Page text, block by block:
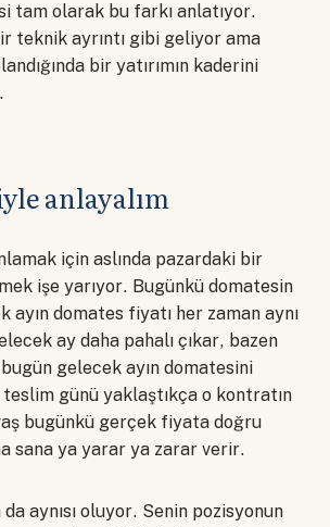
tam olarak bu farkı anlatıyor.
teknik ayrıntı gibi geliyor ama
bir yatırımın kaderini
anlayalım
için aslında pazardaki bir
işe yarıyor. Bugünkü domatesin
ayın domates fiyatı her zaman aynı
ay daha pahalı çıkar, bazen
gelecek ayın domatesini
teslim günü yaklaştıkça o kontratın
bugünkü gerçek fiyata doğru
sana ya yarar ya zarar verir.
aynısı oluyor. Senin pozisyonun